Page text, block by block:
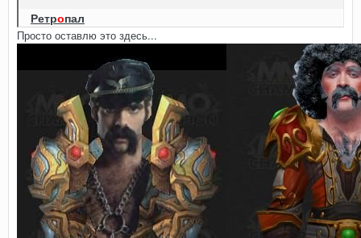
Ретропал
Просто оставлю это здесь...